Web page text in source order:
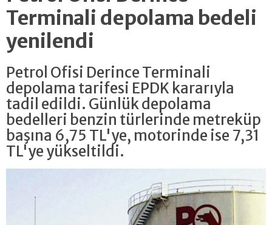
Terminali depolama bedeli
yenilendi
Petrol Ofisi Derince Terminali
depolama tarifesi EPDK kararıyla
tadil edildi. Günlük depolama
bedelleri benzin türlerinde metreküp
başına 6,75 TL'ye, motorinde ise 7,31
TL'ye yükseltildi.